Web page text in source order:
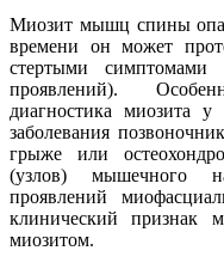
Миозит мышц спины
времени он может
стертыми
проявлений).
диагностика миозита
заболевания
грыже или
(узлов) мышечного
проявлений
клинический признак
миозитом.